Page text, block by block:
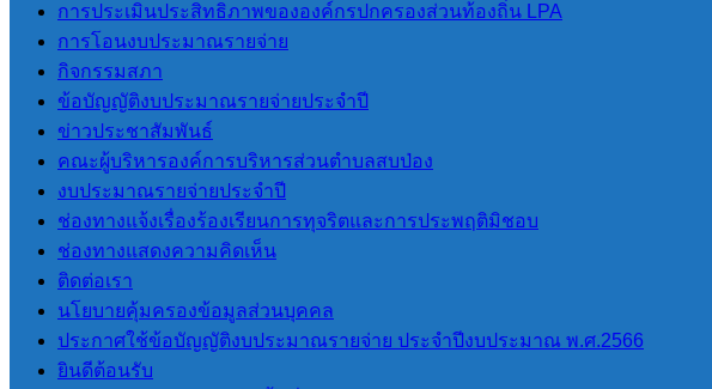
การประเมินประสิทธิภาพขององค์กรปกครองส่วนท้องถิ่น LPA
การโอนงบประมาณรายจ่าย
กิจกรรมสภา
ข้อบัญญัติงบประมาณรายจ่ายประจำปี
ข่าวประชาสัมพันธ์
คณะผู้บริหารองค์การบริหารส่วนตำบลสบป่อง
งบประมาณรายจ่ายประจำปี
ช่องทางแจ้งเรื่องร้องเรียนการทุจริตและการประพฤติมิชอบ
ช่องทางแสดงความคิดเห็น
ติดต่อเรา
นโยบายคุ้มครองข้อมูลส่วนบุคคล
ประกาศใช้ข้อบัญญัติงบประมาณรายจ่าย ประจำปีงบประมาณ พ.ศ.2566
ยินดีต้อนรับ
วิสัยทัศน์การพัฒนา
อำนาจหน้าที่
ติดต่อเรา
หน่วยตรวจสอบภายใน
การโอนงบประมาณรายจ่าย
การติดตามประเมินผลระบบการ
ควบคุมภายใน
ITA